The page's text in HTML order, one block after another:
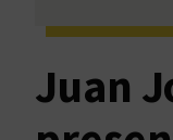
Juan